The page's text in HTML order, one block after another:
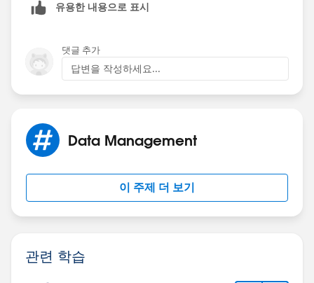
유용한 내용으로 표시
댓글 추가
답변을 작성하세요...
Data Management
이 주제 더 보기
관련 학습